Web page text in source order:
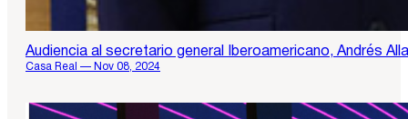
Audiencia al secretario general Iberoamericano, Andrés
Casa Real — Nov 08, 2024